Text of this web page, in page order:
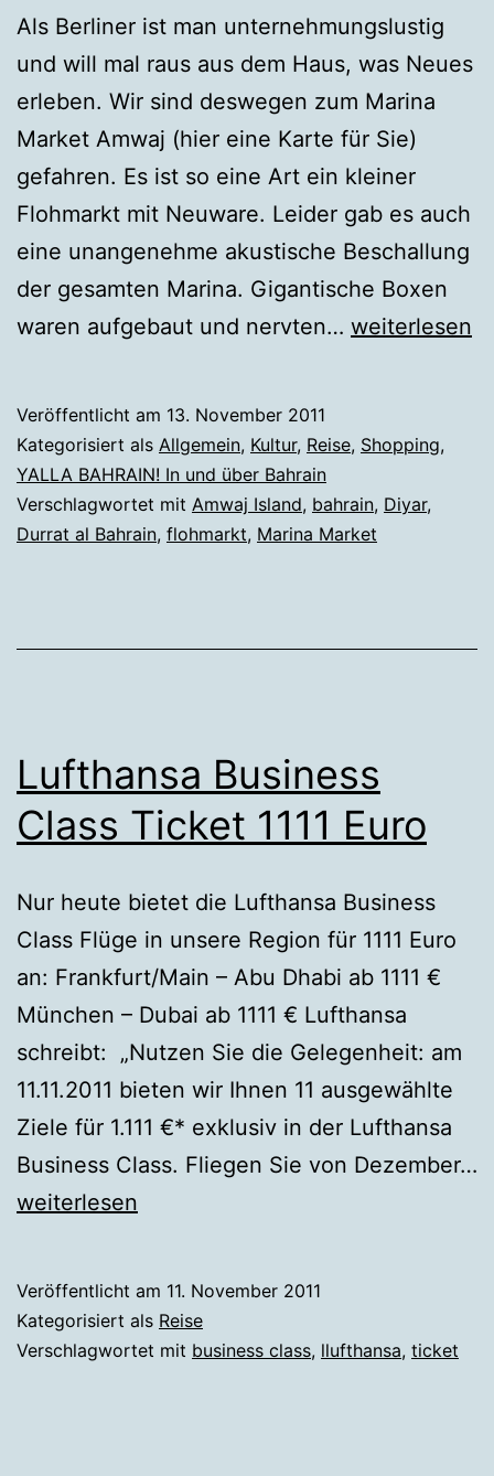
Als Berliner ist man unternehmungslustig
und will mal raus aus dem Haus, was Neues
erleben. Wir sind deswegen zum Marina
Market Amwaj (hier eine Karte für Sie)
gefahren. Es ist so eine Art ein kleiner
Flohmarkt mit Neuware. Leider gab es auch
eine unangenehme akustische Beschallung
der gesamten Marina. Gigantische Boxen
waren aufgebaut und nervten… Marina
Island,
weiterlesen
Veröffentlicht am 13. November 2011
Kategorisiert als Allgemein, Kultur, Reise, Shopping,
YALLA BAHRAIN! In und über Bahrain
Verschlagwortet mit Amwaj Island, bahrain, Diyar,
Durrat al Bahrain, flohmarkt, Marina Market
Lufthansa Business
Class Ticket 1111 Euro
Nur heute bietet die Lufthansa Business
Class Flüge in unsere Region für 1111 Euro
an: Frankfurt/Main – Abu Dhabi ab 1111 €
München – Dubai ab 1111 € Lufthansa
schreibt: „Nutzen Sie die Gelegenheit: am
11.11.2011 bieten wir Ihnen 11 ausgewählte
Ziele für 1.111 €* exklusiv in der Lufthansa
Business Class. Fliegen Sie von Dezember…
Lufthansa
Ticket
1111
weiterlesen
Veröffentlicht am 11. November 2011
Kategorisiert als Reise
Verschlagwortet mit business class, llufthansa, ticket